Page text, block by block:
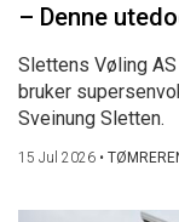
– Denne
Slettens Vøling
bruker
Sveinung Sletten.
15 Jul 2026 •